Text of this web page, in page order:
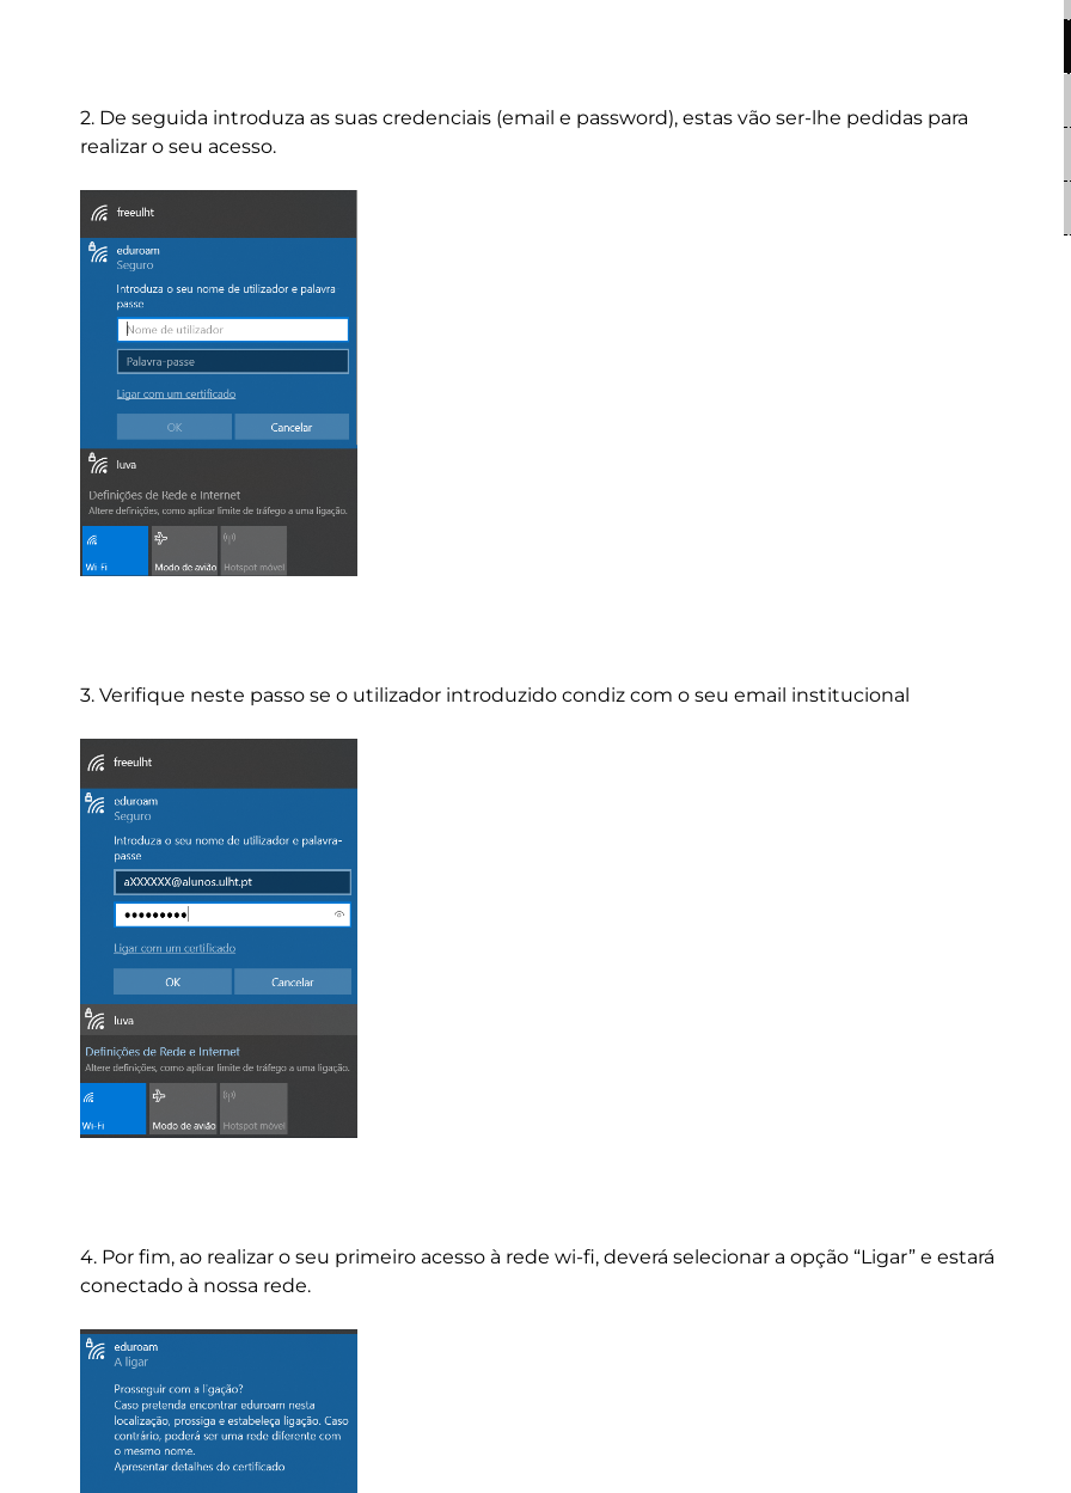
2. De seguida introduza as suas credenciais (email e password), estas vão ser-lhe pedidas para
realizar o seu acesso.
3. Verifique neste passo se o utilizador introduzido condiz com o seu email institucional
4. Por fim, ao realizar o seu primeiro acesso à rede wi-fi, deverá selecionar a opção “Ligar” e estará
conectado à nossa rede.